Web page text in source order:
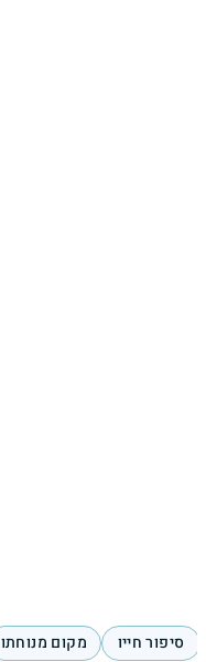
סיפור חייו מקום מנוחתו